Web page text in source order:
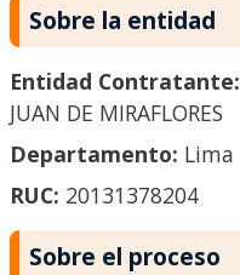
Sobre la entidad
Entidad Contratante:
JUAN DE MIRAFLORES
Departamento: Lima
RUC: 20131378204
Sobre el proceso